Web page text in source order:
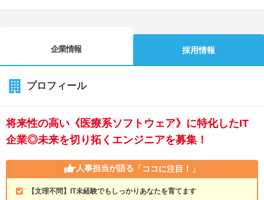
企業情報 採用情報
プロフィール
将来性の高い《医療系ソフトウェア》に特化したIT
企業◎未来を切り拓くエンジニアを募集！
人事担当が語る 「ココに注目！」
【文理不問】IT未経験でもしっかりあなたを育てます